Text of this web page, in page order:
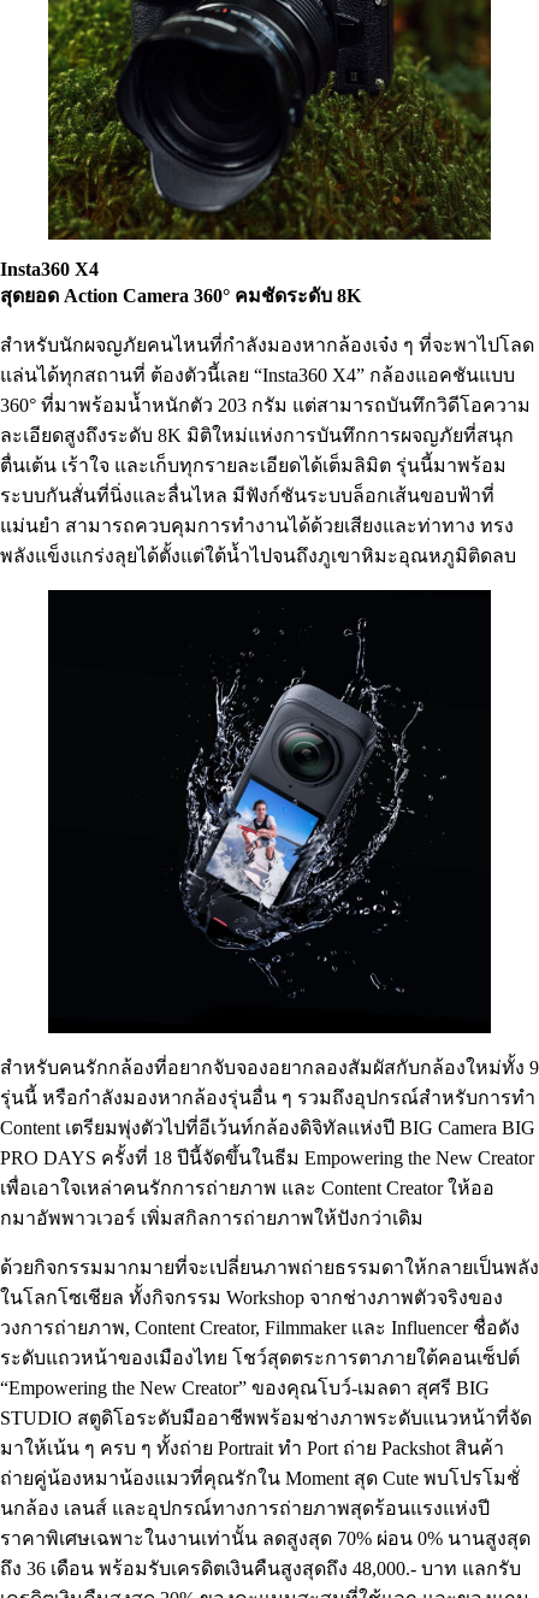
Insta360 X4
สุดยอด Action Camera 360° คมชัดระดับ 8K
สำหรับนักผจญภัยคนไหนที่กำลังมองหากล้องเจ๋ง ๆ ที่จะพาไปโลด
แล่นได้ทุกสถานที่ ต้องตัวนี้เลย “Insta360 X4” กล้องแอคชันแบบ
360° ที่มาพร้อมน้ำหนักตัว 203 กรัม แต่สามารถบันทึกวิดีโอความ
ละเอียดสูงถึงระดับ 8K มิติใหม่แห่งการบันทึกการผจญภัยที่สนุก
ตื่นเต้น เร้าใจ และเก็บทุกรายละเอียดได้เต็มลิมิต รุ่นนี้มาพร้อม
ระบบกันสั่นที่นิ่งและลื่นไหล มีฟังก์ชันระบบล็อกเส้นขอบฟ้าที่
แม่นยำ สามารถควบคุมการทำงานได้ด้วยเสียงและท่าทาง ทรง
พลังแข็งแกร่งลุยได้ตั้งแต่ใต้น้ำไปจนถึงภูเขาหิมะอุณหภูมิติดลบ
สำหรับคนรักกล้องที่อยากจับจองอยากลองสัมผัสกับกล้องใหม่ทั้ง 9
รุ่นนี้ หรือกำลังมองหากล้องรุ่นอื่น ๆ รวมถึงอุปกรณ์สำหรับการทำ
Content เตรียมพุ่งตัวไปที่อีเว้นท์กล้องดิจิทัลแห่งปี BIG Camera BIG
PRO DAYS ครั้งที่ 18 ปีนี้จัดขึ้นในธีม Empowering the New Creator
เพื่อเอาใจเหล่าคนรักการถ่ายภาพ และ Content Creator ให้ออ
กมาอัพพาวเวอร์ เพิ่มสกิลการถ่ายภาพให้ปังกว่าเดิม
ด้วยกิจกรรมมากมายที่จะเปลี่ยนภาพถ่ายธรรมดาให้กลายเป็นพลัง
ในโลกโซเชียล ทั้งกิจกรรม Workshop จากช่างภาพตัวจริงของ
วงการถ่ายภาพ, Content Creator, Filmmaker และ Influencer ชื่อดัง
ระดับแถวหน้าของเมืองไทย โชว์สุดตระการตาภายใต้คอนเซ็ปต์
“Empowering the New Creator” ของคุณโบว์-เมลดา สุศรี BIG
STUDIO สตูดิโอระดับมืออาชีพพร้อมช่างภาพระดับแนวหน้าที่จัด
มาให้เน้น ๆ ครบ ๆ ทั้งถ่าย Portrait ทำ Port ถ่าย Packshot สินค้า
ถ่ายคู่น้องหมาน้องแมวที่คุณรักใน Moment สุด Cute พบโปรโมชั่
นกล้อง เลนส์ และอุปกรณ์ทางการถ่ายภาพสุดร้อนแรงแห่งปี
ราคาพิเศษเฉพาะในงานเท่านั้น ลดสูงสุด 70% ผ่อน 0% นานสูงสุด
ถึง 36 เดือน พร้อมรับเครดิตเงินคืนสูงสุดถึง 48,000.- บาท แลกรับ